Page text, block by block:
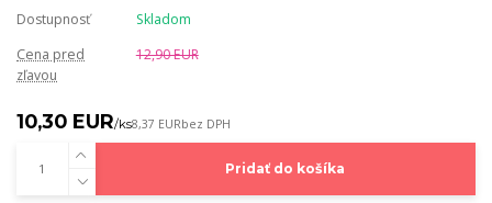
Dostupnosť
Skladom
Cena pred
zľavou
12,90 EUR
10,30 EUR/ks8,37 EURbez DPH
Pridať do košíka